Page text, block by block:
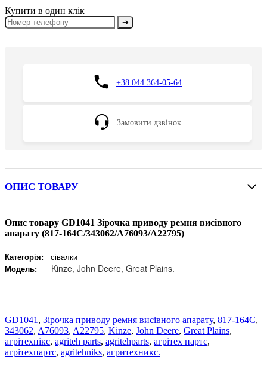
Купити в один клік
➔
+38 044 364-05-64
Замовити дзвінок
ОПИС ТОВАРУ
Опис товару GD1041 Зірочка приводу ремня висівного
апарату (817-164C/343062/A76093/A22795)
Категорія: сівалки
Модель: Kinze, John Deere, Great Plains.
GD1041, Зірочка приводу ремня висівного апарату, 817-164C,
343062, A76093, A22795, Kinze, John Deere, Great Plains,
агрітехнікс, agriteh parts, agritehparts, агрітех партс,
агрітехпартс, agritehniks, агритехникс.